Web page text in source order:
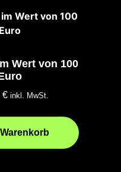
Wert von 100
€ inkl. MwSt.